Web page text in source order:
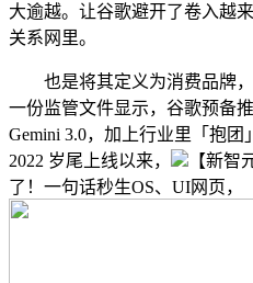
大逾越。让谷歌避开了卷入越
关系网里。
也是将其定义为消费品牌，
一份监管文件显示，谷歌预
Gemini 3.0，加上行业里「抱团
2022 岁尾上线以来，
【新智
了！一句话秒生OS、UI网页，